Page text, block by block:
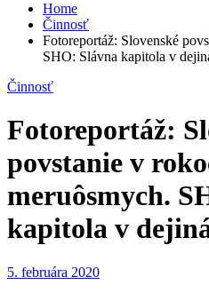
Home
Činnosť
Fotoreportáž: Slovenské
SHO: Slávna kapitola v
Činnosť
Fotoreportáž:
povstanie v
meruôsmych.
kapitola v
5. februára 2020